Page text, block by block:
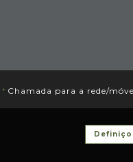
* Chamada para a rede/